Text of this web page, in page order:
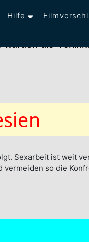
die
Hilfe
Sexarbeit ist weit
so die